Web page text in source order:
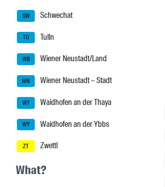
SW Schwechat
TU Tulln
WB Wiener Neustadt/Land
WN Wiener Neustadt – Stadt
WT Waidhofen an der Thaya
WY Waidhofen an der Ybbs
ZT Zwettl
What?